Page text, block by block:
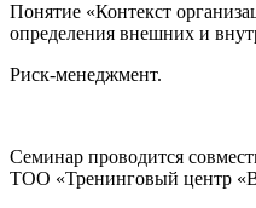
Понятие «Контекст
определения внешних и
Риск-менеджмент.
Семинар проводится
ТОО «Тренинговый центр